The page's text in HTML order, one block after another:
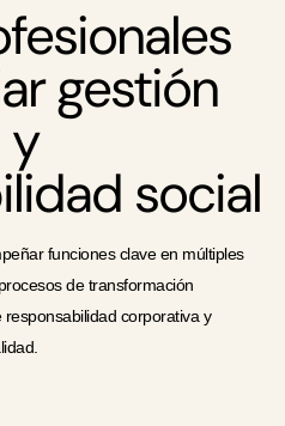
gestión
social
funciones clave en múltiples
de transformación
corporativa y